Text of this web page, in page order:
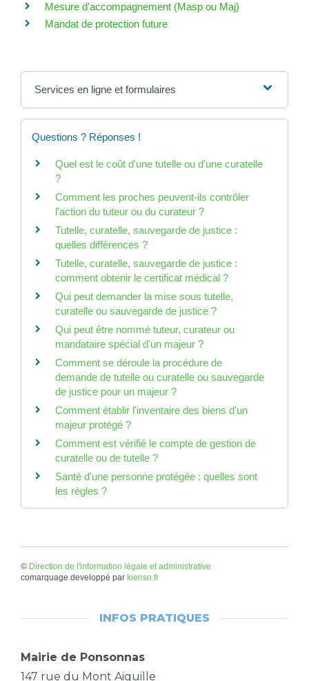
Mesure d'accompagnement (Masp ou Maj)
Mandat de protection future
Services en ligne et formulaires
Questions ? Réponses !
Quel est le coût d'une tutelle ou d'une curatelle
?
Comment les proches peuvent-ils contrôler
l'action du tuteur ou du curateur ?
Tutelle, curatelle, sauvegarde de justice :
quelles différences ?
Tutelle, curatelle, sauvegarde de justice :
comment obtenir le certificat médical ?
Qui peut demander la mise sous tutelle,
curatelle ou sauvegarde de justice ?
Qui peut être nommé tuteur, curateur ou
mandataire spécial d'un majeur ?
Comment se déroule la procédure de
demande de tutelle ou curatelle ou sauvegarde
de justice pour un majeur ?
Comment établir l'inventaire des biens d'un
majeur protégé ?
Comment est vérifié le compte de gestion de
curatelle ou de tutelle ?
Santé d'une personne protégée : quelles sont
les règles ?
© Direction de l'information légale et administrative
comarquage developpé par kienso.fr
INFOS PRATIQUES
Mairie de Ponsonnas
147 rue du Mont Aiguille